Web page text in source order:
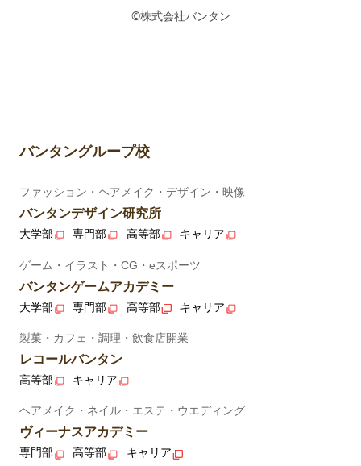
©株式会社バンタン
バンタングループ校
ファッション・ヘアメイク・デザイン・映像
バンタンデザイン研究所
大学部 専門部 高等部 キャリア
ゲーム・イラスト・CG・eスポーツ
バンタンゲームアカデミー
大学部 専門部 高等部 キャリア
製菓・カフェ・調理・飲食店開業
レコールバンタン
高等部 キャリア
ヘアメイク・ネイル・エステ・ウエディング
ヴィーナスアカデミー
専門部 高等部 キャリア